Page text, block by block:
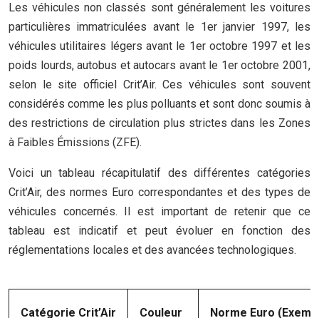
Les véhicules non classés sont généralement les voitures
particulières immatriculées avant le 1er janvier 1997, les
véhicules utilitaires légers avant le 1er octobre 1997 et les
poids lourds, autobus et autocars avant le 1er octobre 2001,
selon le site officiel Crit’Air. Ces véhicules sont souvent
considérés comme les plus polluants et sont donc soumis à
des restrictions de circulation plus strictes dans les Zones
à Faibles Émissions (ZFE).
Voici un tableau récapitulatif des différentes catégories
Crit’Air, des normes Euro correspondantes et des types de
véhicules concernés. Il est important de retenir que ce
tableau est indicatif et peut évoluer en fonction des
réglementations locales et des avancées technologiques.
Catégorie Crit’Air Couleur Norme Euro